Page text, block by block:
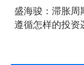
盛海骏：滞胀周
遵循怎样的投资